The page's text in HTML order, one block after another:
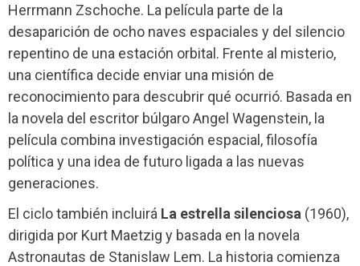
Herrmann Zschoche. La película parte de la
desaparición de ocho naves espaciales y del silencio
repentino de una estación orbital. Frente al misterio,
una científica decide enviar una misión de
reconocimiento para descubrir qué ocurrió. Basada en
la novela del escritor búlgaro Angel Wagenstein, la
película combina investigación espacial, filosofía
política y una idea de futuro ligada a las nuevas
generaciones.
El ciclo también incluirá La estrella silenciosa (1960),
dirigida por Kurt Maetzig y basada en la novela
Astronautas de Stanislaw Lem. La historia comienza